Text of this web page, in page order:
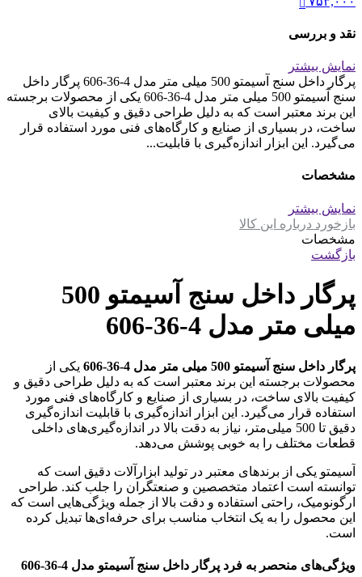
نقد و بررسی
نمایش بیشتر
پرگار داخل سنج آسیمتو 500 میلی متر مدل 4-36-606 پرگار داخل
سنج آسیمتو 500 میلی متر مدل 4-36-606 یکی از محصولات برجسته
این برند معتبر است که به دلیل طراحی دقیق و کیفیت بالای
ساخت، در بسیاری از صنایع و کارگاه‌های فنی مورد استفاده قرار
می‌گیرد. این ابزار اندازه‌گیری با قابلیت...
مشخصات
نمایش بیشتر
بازخورد درباره این کالا
مشخصات
بازگشت
پرگار داخل سنج آسیمتو 500
میلی متر مدل 4-36-606
پرگار داخل سنج آسیمتو 500 میلی متر مدل 4-36-606
یکی از
محصولات برجسته این برند معتبر است که به دلیل طراحی دقیق و
کیفیت بالای ساخت، در بسیاری از صنایع و کارگاه‌های فنی مورد
استفاده قرار می‌گیرد. این ابزار اندازه‌گیری با قابلیت اندازه‌گیری
دقیق تا 500 میلی‌متر، نیاز به دقت بالا در اندازه‌گیری‌های داخلی
قطعات مختلف را به خوبی پوشش می‌دهد.
آسیمتو یکی از برندهای معتبر در تولید ابزارآلات دقیق است که
توانسته است اعتماد متخصصین و صنعتگران را جلب کند. طراحی
ارگونومیک، راحتی استفاده و دقت بالا از جمله ویژگی‌هایی است که
این محصول را به یک انتخاب مناسب برای حرفه‌ای‌ها تبدیل کرده
است.
ویژگی‌های منحصر به فرد پرگار داخل سنج آسیمتو مدل 4-36-606